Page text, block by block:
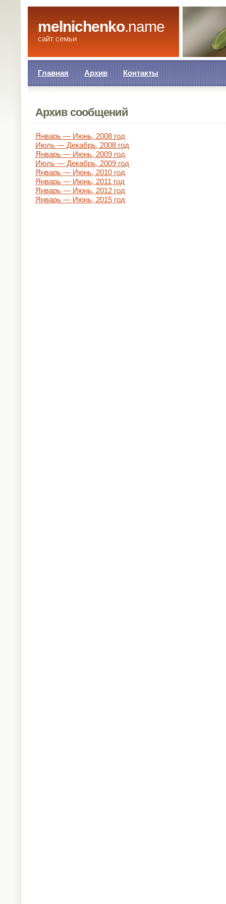
melnichenko.name
сайт семьи
Главная Архив Контакты
Архив сообщений
Январь — Июнь, 2008 год
Июль — Декабрь, 2008 год
Январь — Июнь, 2009 год
Июль — Декабрь, 2009 год
Январь — Июнь, 2010 год
Январь — Июнь, 2011 год
Январь — Июнь, 2012 год
Январь — Июнь, 2015 год